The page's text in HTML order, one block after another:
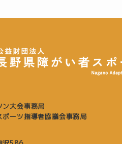
ン大会事務局
ーツ指導者協議会事務局